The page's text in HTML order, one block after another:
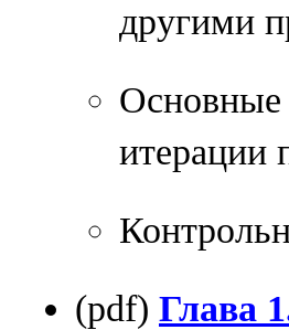
другими
Основные
итерации
(pdf) Глава